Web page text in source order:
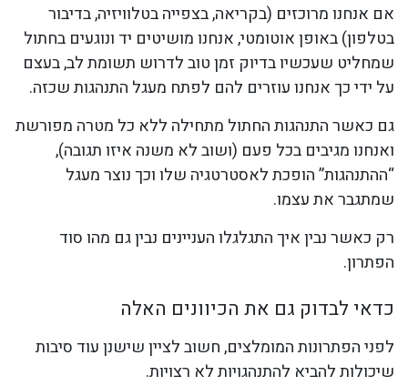
אם אנחנו מרוכזים (בקריאה, בצפייה בטלוויזיה, בדיבור
בטלפון) באופן אוטומטי, אנחנו מושיטים יד ונוגעים בחתול
שמחליט שעכשיו בדיוק זמן טוב לדרוש תשומת לב, בעצם
על ידי כך אנחנו עוזרים להם לפתח מעגל התנהגות שכזה.
גם כאשר התנהגות החתול מתחילה ללא כל מטרה מפורשת
ואנחנו מגיבים בכל פעם (ושוב לא משנה איזו תגובה),
“ההתנהגות” הופכת לאסטרטגיה שלו וכך נוצר מעגל
שמתגבר את עצמו.
רק כאשר נבין איך התגלגלו העניינים נבין גם מהו סוד
הפתרון.
כדאי לבדוק גם את הכיוונים האלה
לפני הפתרונות המומלצים, חשוב לציין שישנן עוד סיבות
שיכולות להביא להתנהגויות לא רצויות.